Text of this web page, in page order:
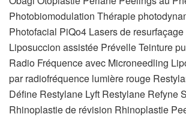
Photobiomodulation Thérapie
Photofacial PiQo4 Lasers de
Liposuccion assistée Prévelle Teinture
Radio Fréquence avec Microneedling
par radiofréquence lumière rouge
Défine Restylane Lyft Restylane Refyne
Rhinoplastie de révision Rhinoplastie